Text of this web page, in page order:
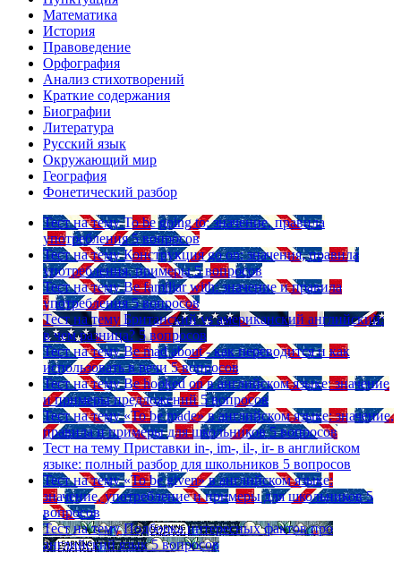
Математика
История
Правоведение
Орфография
Анализ стихотворений
Краткие содержания
Биографии
Литература
Русский язык
Окружающий мир
География
Фонетический разбор
Тест на тему To be going to: значение, правила
употребления 5 вопросов
Тест на тему Конструкция go on: значения, правила
употребления, примеры 5 вопросов
Тест на тему Be familiar with: значение и правила
употребления 5 вопросов
Тест на тему Британский vs американский английский:
в чем разница? 5 вопросов
Тест на тему Be mad about - как переводится и как
использовать в речи 5 вопросов
Тест на тему Be hooked on в английском языке: значение
и примеры предложений 5 вопросов
Тест на тему «To be made» в английском языке: значение,
правила и примеры для школьников 5 вопросов
Тест на тему Приставки in-, im-, il-, ir- в английском
языке: полный разбор для школьников 5 вопросов
Тест на тему «To be given» в английском языке:
значение, употребление и примеры для школьников 5
вопросов
Тест на тему Подборка интересных фактов про
английский язык 5 вопросов